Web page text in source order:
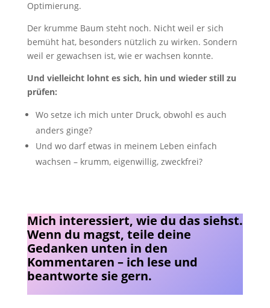
Optimierung.
Der krumme Baum steht noch. Nicht weil er sich
bemüht hat, besonders nützlich zu wirken. Sondern
weil er gewachsen ist, wie er wachsen konnte.
Und vielleicht lohnt es sich, hin und wieder still zu
prüfen:
Wo setze ich mich unter Druck, obwohl es auch
anders ginge?
Und wo darf etwas in meinem Leben einfach
wachsen – krumm, eigenwillig, zweckfrei?
Mich interessiert, wie du das siehst.
Wenn du magst, teile deine
Gedanken unten in den
Kommentaren – ich lese und
beantworte sie gern.